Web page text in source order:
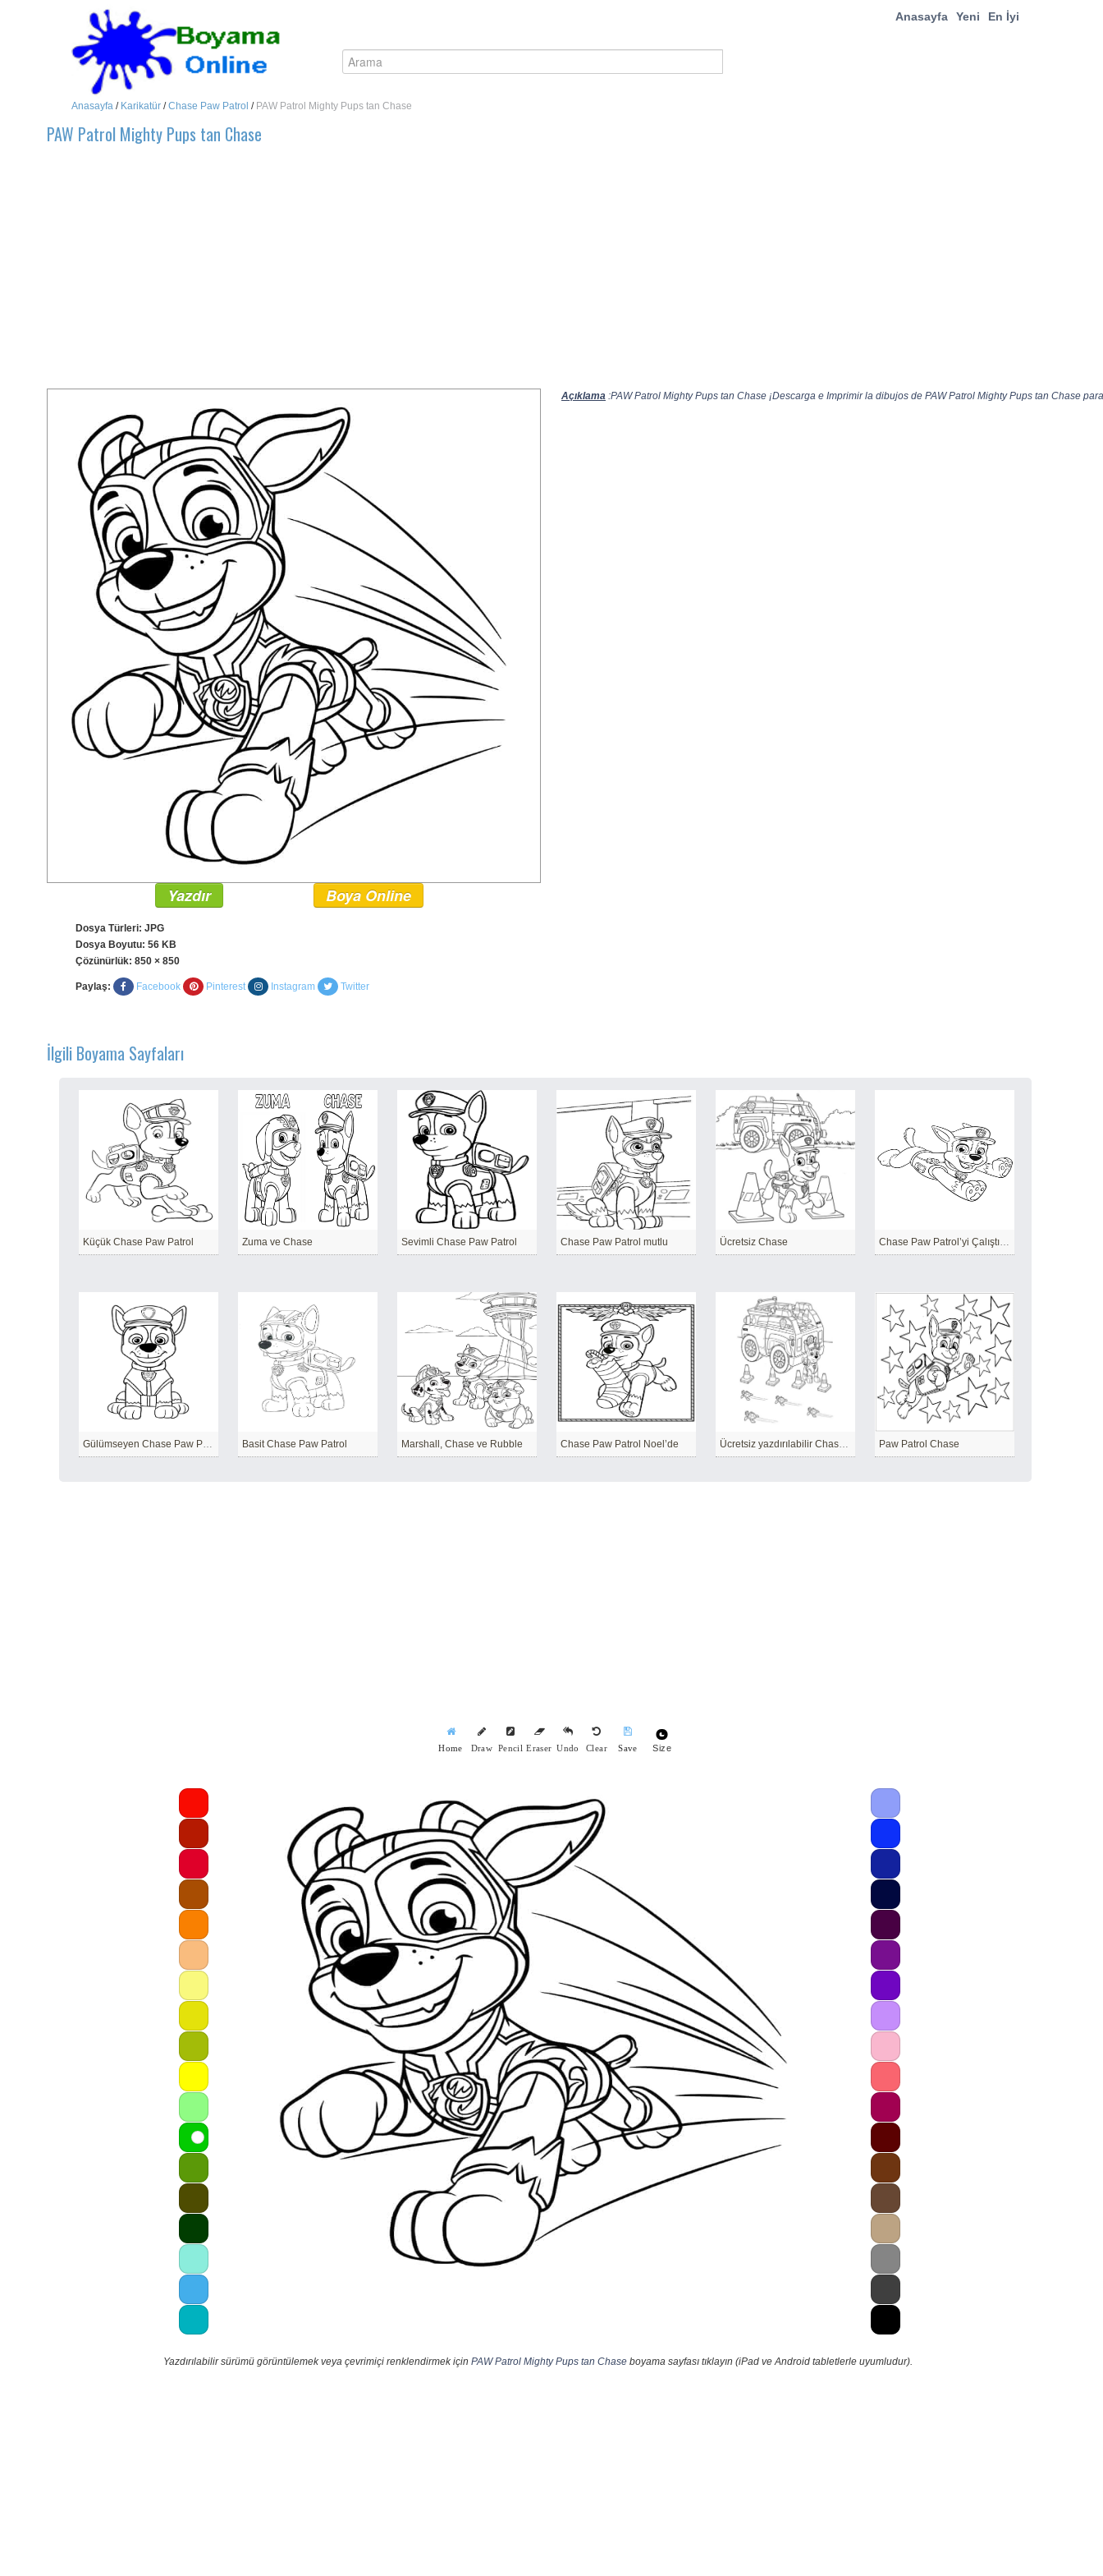
Anasayfa Yeni En İyi
Anasayfa / Karikatür /Chase Paw Patrol / PAW Patrol Mighty Pups tan Chase
PAW Patrol Mighty Pups tan Chase
Açıklama :PAW Patrol Mighty Pups tan Chase ¡Descarga e Imprimir la dibujos de PAW Patrol Mighty Pups tan Chase
Yazdır Boya Online
Dosya Türleri: JPG
Dosya Boyutu: 56 KB
Çözünürlük: 850 × 850
Paylaş: Facebook Pinterest Instagram Twitter
İlgili Boyama Sayfaları
Küçük Chase Paw Patrol Zuma ve Chase Sevimli Chase Paw Patrol Chase Paw Patrol mutlu Ücretsiz Chase Chase Paw Patrol’yi Çalıştırmak
Gülümseyen Chase Paw Patrol Basit Chase Paw Patrol Marshall, Chase ve Rubble Chase Paw Patrol Noel’de Ücretsiz yazdırılabilir Chase Paw Patrol Paw Patrol Chase
Home Draw Pencil Eraser Undo Clear Save Size
Yazdırılabilir sürümü görüntülemek veya çevrimiçi renklendirmek için PAW Patrol Mighty Pups tan Chase boyama sayfası tıklayın (iPad ve Android tabletlerle uyumludur).